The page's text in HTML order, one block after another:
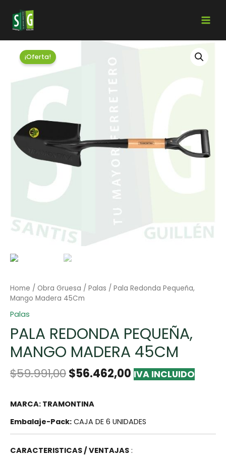
¡Oferta!
Home / Obra Gruesa / Palas / Pala Redonda Pequeña,
Mango Madera 45Cm
Palas
PALA REDONDA PEQUEÑA,
MANGO MADERA 45CM
$59.991,00$56.462,00 IVA INCLUIDO
MARCA: TRAMONTINA
Embalaje-Pack: CAJA DE 6 UNIDADES
CARACTERISTICAS / VENTAJAS :